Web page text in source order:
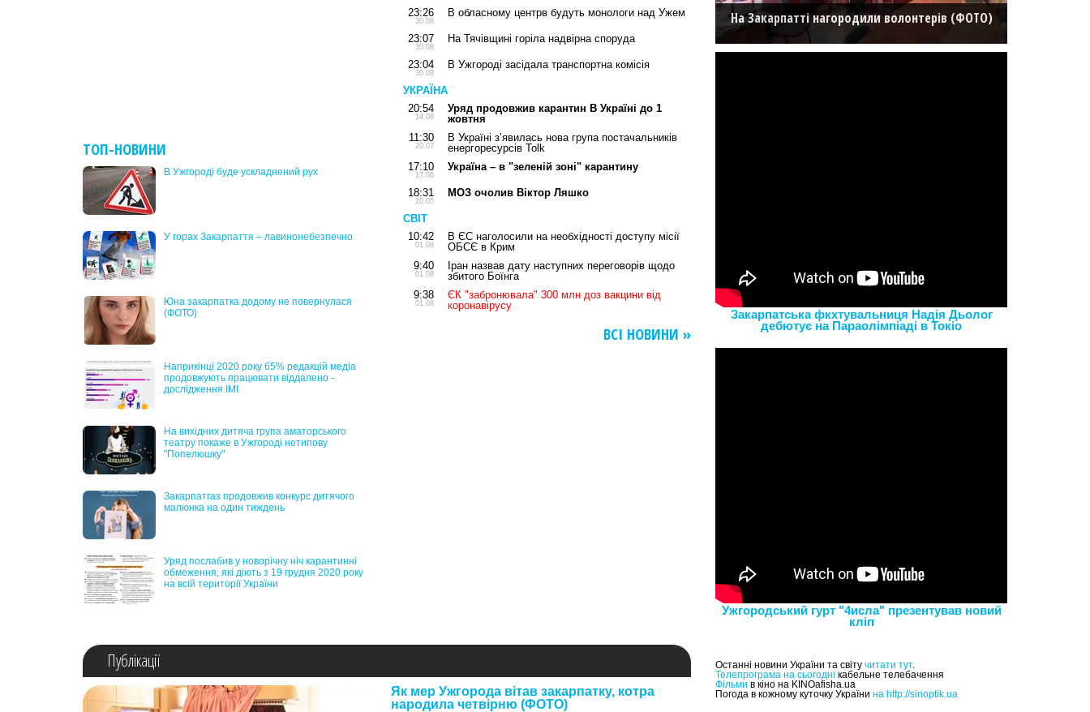
ТОП-НОВИНИ
В Ужгороді буде ускладнений рух
У горах Закарпаття – лавинонебезпечно
Юна закарпатка додому не повернулася
(ФОТО)
Наприкінці 2020 року 65% редакцій медіа
продовжують працювати віддалено -
дослідження ІМІ
На вихідних дитяча група аматорського
театру покаже в Ужгороді нетипову
"Попелюшку"
Закарпатгаз продовжив конкурс дитячого
малюнка на один тиждень
Уряд послабив у новорічну ніч карантинні
обмеження, які діють з 19 грудня 2020 року
на всій території України
23:26
30.08
В обласному центрв будуть монологи над Ужем
23:07
30.08
На Тячівщині горіла надвірна споруда
23:04
30.08
В Ужгороді засідала транспортна комісія
УКРАЇНА
20:54
14.08
Уряд продовжив карантин В Україні до 1
жовтня
11:30
20.07
В Україні з’явилась нова група постачальників
енергоресурсів Tolk
17:10
17.06
Україна – в "зеленій зоні" карантину
18:31
20.05
МОЗ очолив Віктор Ляшко
СВІТ
10:42
01.08
В ЄС наголосили на необхідності доступу місії
ОБСЄ в Крим
9:40
01.08
Іран назвав дату наступних переговорів щодо
збитого Боїнга
9:38
01.08
ЄК "забронювала" 300 млн доз вакцини від
коронавірусу
ВСІ НОВИНИ »
Публікації
Як мер Ужгорода вітав закарпатку, котра
народила четвірню (ФОТО)
20 нових швидких отримали медичні заклади
області (ФОТО)
Закарпатська фкхтувальниця Надія Дьолог
дебютує на Параолімпіаді в Токіо
Ужгородський гурт "4исла" презентував новий
кліп
Останні новини України та світу читати тут.
Телепрограма на сьогодні кабельне телебачення
Фільми в кіно на KINOafisha.ua
Погода в кожному куточку України на http://sinoptik.ua